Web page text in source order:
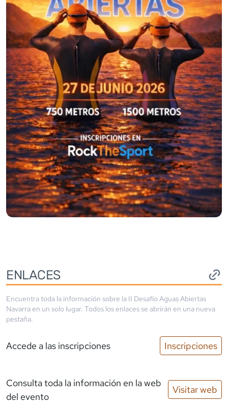
ENLACES
Encuentra toda la información sobre la II Desafío Aguas Abiertas
Navarra en un solo lugar. Todos los enlaces se abrirán en una nueva
pestaña.
Accede a las inscripciones Inscripciones
Consulta toda la información en la web
del evento
Visitar web